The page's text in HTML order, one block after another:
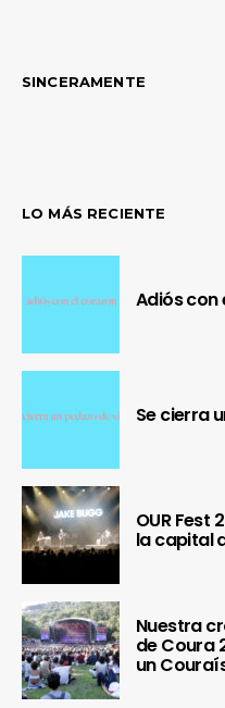
SINCERAMENTE
LO MÁS RECIENTE
Adiós con
Se cierra
OUR Fest
la capital
Nuestra
de Coura
un